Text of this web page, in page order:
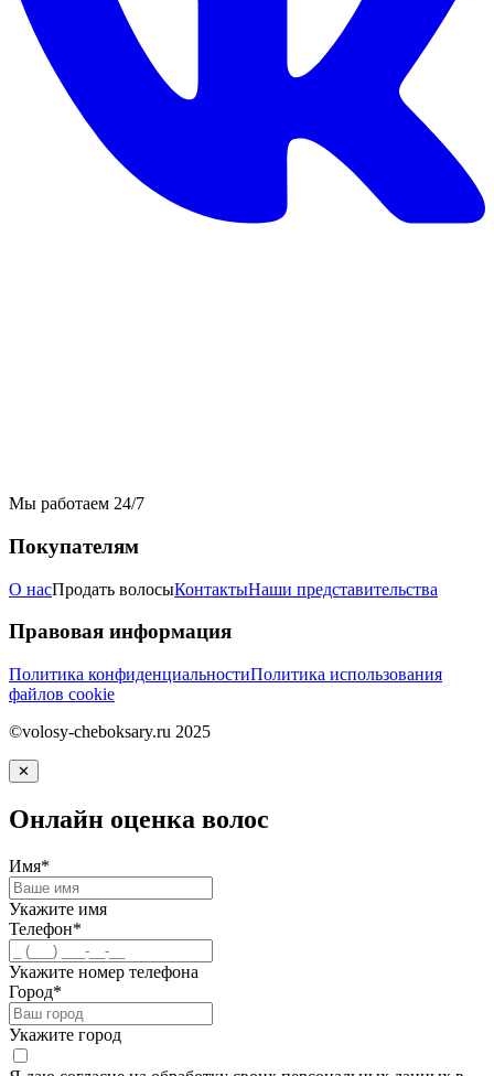
Мы работаем 24/7
Покупателям
О насПродать волосыКонтактыНаши представительства
Правовая информация
Политика конфиденциальностиПолитика использования
файлов cookie
©volosy-cheboksary.ru 2025
✕
Онлайн оценка волос
Имя*
Укажите имя
Телефон*
Укажите номер телефона
Город*
Укажите город